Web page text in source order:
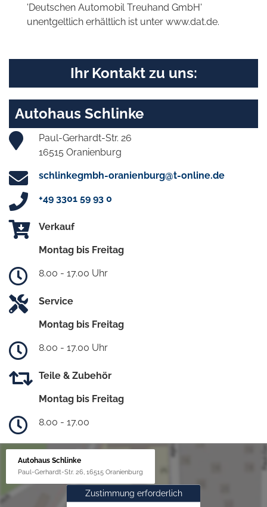
'Deutschen Automobil Treuhand GmbH'
unentgeltlich erhältlich ist unter www.dat.de.
Ihr Kontakt zu uns:
Autohaus Schlinke
Paul-Gerhardt-Str. 26
16515 Oranienburg
schlinkegmbh-oranienburg@t-online.de
+49 3301 59 93 0
Verkauf
Montag bis Freitag
8.00 - 17.00 Uhr
Service
Montag bis Freitag
8.00 - 17.00 Uhr
Teile & Zubehör
Montag bis Freitag
8.00 - 17.00
Autohaus Schlinke
Paul-Gerhardt-Str. 26, 16515 Oranienburg
Zustimmung erforderlich